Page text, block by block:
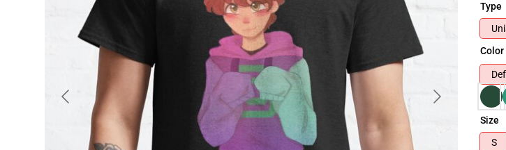
Type
Color
Size
S